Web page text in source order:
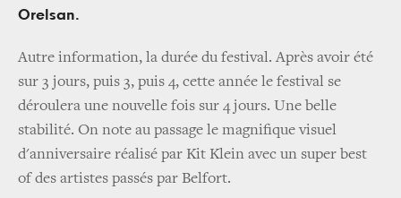
Orelsan.
Autre information, la durée du festival. Après avoir été
sur 3 jours, puis 3, puis 4, cette année le festival se
déroulera une nouvelle fois sur 4 jours. Une belle
stabilité. On note au passage le magnifique visuel
d'anniversaire réalisé par Kit Klein avec un super best
of des artistes passés par Belfort.